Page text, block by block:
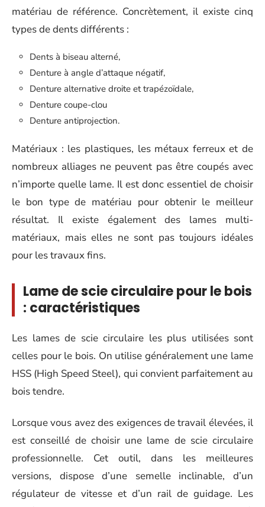
matériau de référence. Concrètement, il existe cinq
types de dents différents :
Dents à biseau alterné,
Denture à angle d’attaque négatif,
Denture alternative droite et trapézoïdale,
Denture coupe-clou
Denture antiprojection.
Matériaux : les plastiques, les métaux ferreux et de
nombreux alliages ne peuvent pas être coupés avec
n’importe quelle lame. Il est donc essentiel de choisir
le bon type de matériau pour obtenir le meilleur
résultat. Il existe également des lames multi-
matériaux, mais elles ne sont pas toujours idéales
pour les travaux fins.
Lame de scie circulaire pour le bois
: caractéristiques
Les lames de scie circulaire les plus utilisées sont
celles pour le bois. On utilise généralement une lame
HSS (High Speed Steel), qui convient parfaitement au
bois tendre.
Lorsque vous avez des exigences de travail élevées, il
est conseillé de choisir une lame de scie circulaire
professionnelle. Cet outil, dans les meilleures
versions, dispose d’une semelle inclinable, d’un
régulateur de vitesse et d’un rail de guidage. Les